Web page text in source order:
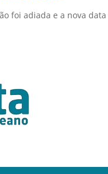
foi adiada e a nova